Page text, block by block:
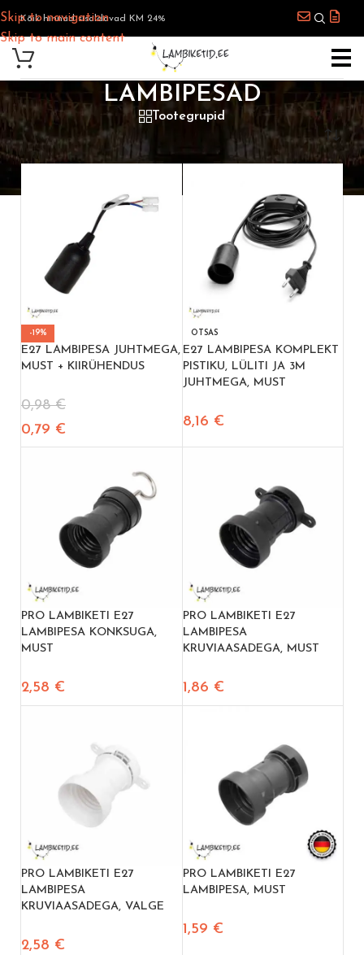
Skip to navigation
Skip to main content
Kõik hinnad sisaldavad KM 24%
LAMBIPESAD
Tootegrupid
Esileht
Veebipood Elekter Lambipesad
-19%
E27 LAMBIPESA JUHTMEGA,
MUST + KIIRÜHENDUS
0,98€
0,79 €
OTSAS
E27 LAMBIPESA KOMPLEKT
PISTIKU, LÜLITI JA 3M
JUHTMEGA, MUST
8,16 €
PRO LAMBIKETI E27
LAMBIPESA KONKSUGA,
MUST
2,58 €
PRO LAMBIKETI E27
LAMBIPESA
KRUVIAASADEGA, MUST
1,86 €
PRO LAMBIKETI E27
LAMBIPESA
KRUVIAASADEGA, VALGE
2,58 €
PRO LAMBIKETI E27
LAMBIPESA, MUST
1,59 €